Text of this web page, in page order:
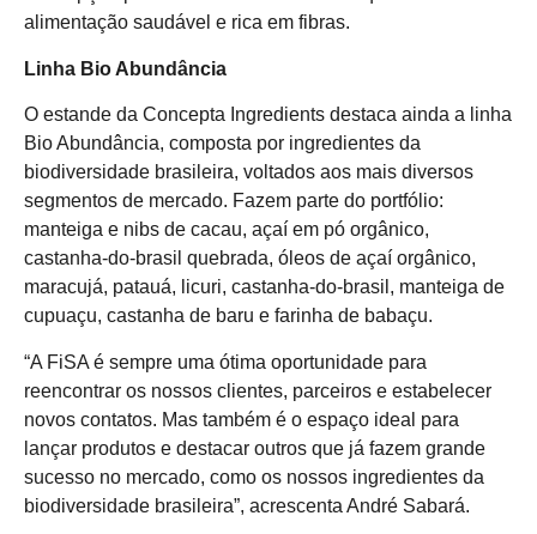
alimentação saudável e rica em fibras.
Linha Bio Abundância
O estande da Concepta Ingredients destaca ainda a linha
Bio Abundância, composta por ingredientes da
biodiversidade brasileira, voltados aos mais diversos
segmentos de mercado. Fazem parte do portfólio:
manteiga e nibs de cacau, açaí em pó orgânico,
castanha-do-brasil quebrada, óleos de açaí orgânico,
maracujá, patauá, licuri, castanha-do-brasil, manteiga de
cupuaçu, castanha de baru e farinha de babaçu.
“A FiSA é sempre uma ótima oportunidade para
reencontrar os nossos clientes, parceiros e estabelecer
novos contatos. Mas também é o espaço ideal para
lançar produtos e destacar outros que já fazem grande
sucesso no mercado, como os nossos ingredientes da
biodiversidade brasileira”, acrescenta André Sabará.